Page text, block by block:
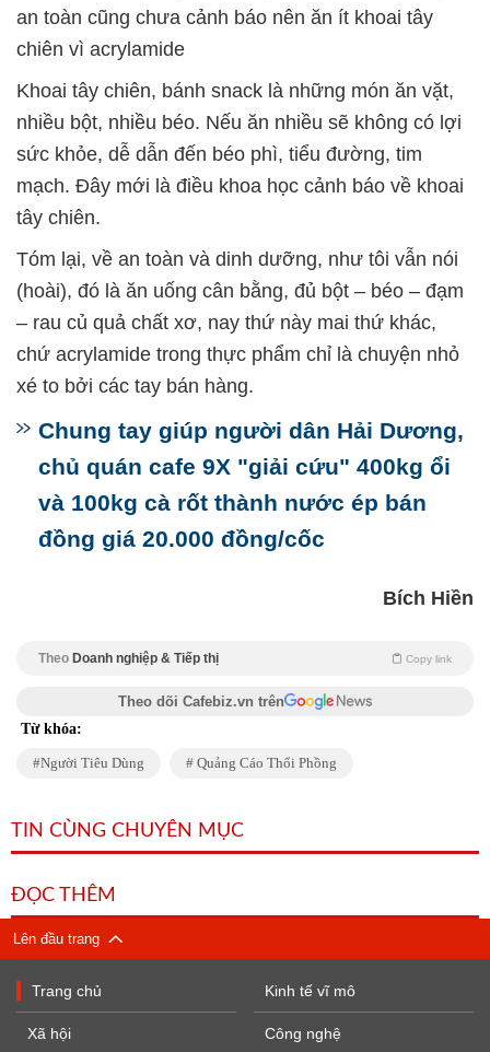
an toàn cũng chưa cảnh báo nên ăn ít khoai tây
chiên vì acrylamide
Khoai tây chiên, bánh snack là những món ăn vặt,
nhiều bột, nhiều béo. Nếu ăn nhiều sẽ không có lợi
sức khỏe, dễ dẫn đến béo phì, tiểu đường, tim
mạch. Đây mới là điều khoa học cảnh báo về khoai
tây chiên.
Tóm lại, về an toàn và dinh dưỡng, như tôi vẫn nói
(hoài), đó là ăn uống cân bằng, đủ bột – béo – đạm
– rau củ quả chất xơ, nay thứ này mai thứ khác,
chứ acrylamide trong thực phẩm chỉ là chuyện nhỏ
xé to bởi các tay bán hàng.
Chung tay giúp người dân Hải Dương,
chủ quán cafe 9X "giải cứu" 400kg ổi
và 100kg cà rốt thành nước ép bán
đồng giá 20.000 đồng/cốc
Bích Hiền
Theo Doanh nghiệp & Tiếp thị Copy link
Theo dõi Cafebiz.vn trên
Từ khóa:
Người Tiêu Dùng Quảng Cáo Thổi Phồng
TIN CÙNG CHUYÊN MỤC
ĐỌC THÊM
Lên đầu trang
Trang chủ
Xã hội
Kinh tế vĩ mô
Công nghệ